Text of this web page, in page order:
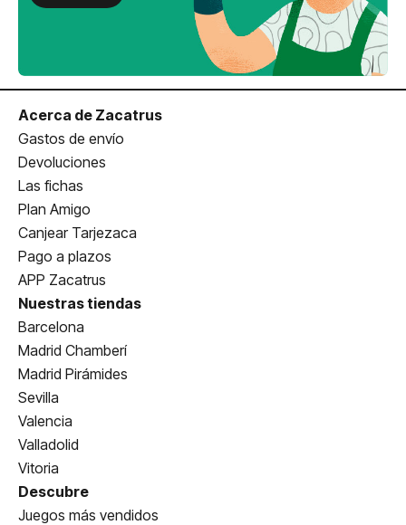
Acerca de Zacatrus
Gastos de envío
Devoluciones
Las fichas
Plan Amigo
Canjear Tarjezaca
Pago a plazos
APP Zacatrus
Nuestras tiendas
Barcelona
Madrid Chamberí
Madrid Pirámides
Sevilla
Valencia
Valladolid
Vitoria
Descubre
Juegos más vendidos